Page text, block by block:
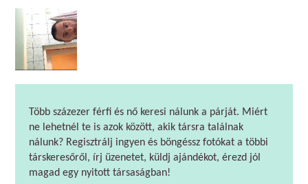
Több százezer férfi és nő keresi nálunk a párját. Miért
ne lehetnél te is azok között, akik társra találnak
nálunk? Regisztrálj ingyen és böngéssz fotókat a többi
társkeresőről, írj üzenetet, küldj ajándékot, érezd jól
magad egy nyitott társaságban!